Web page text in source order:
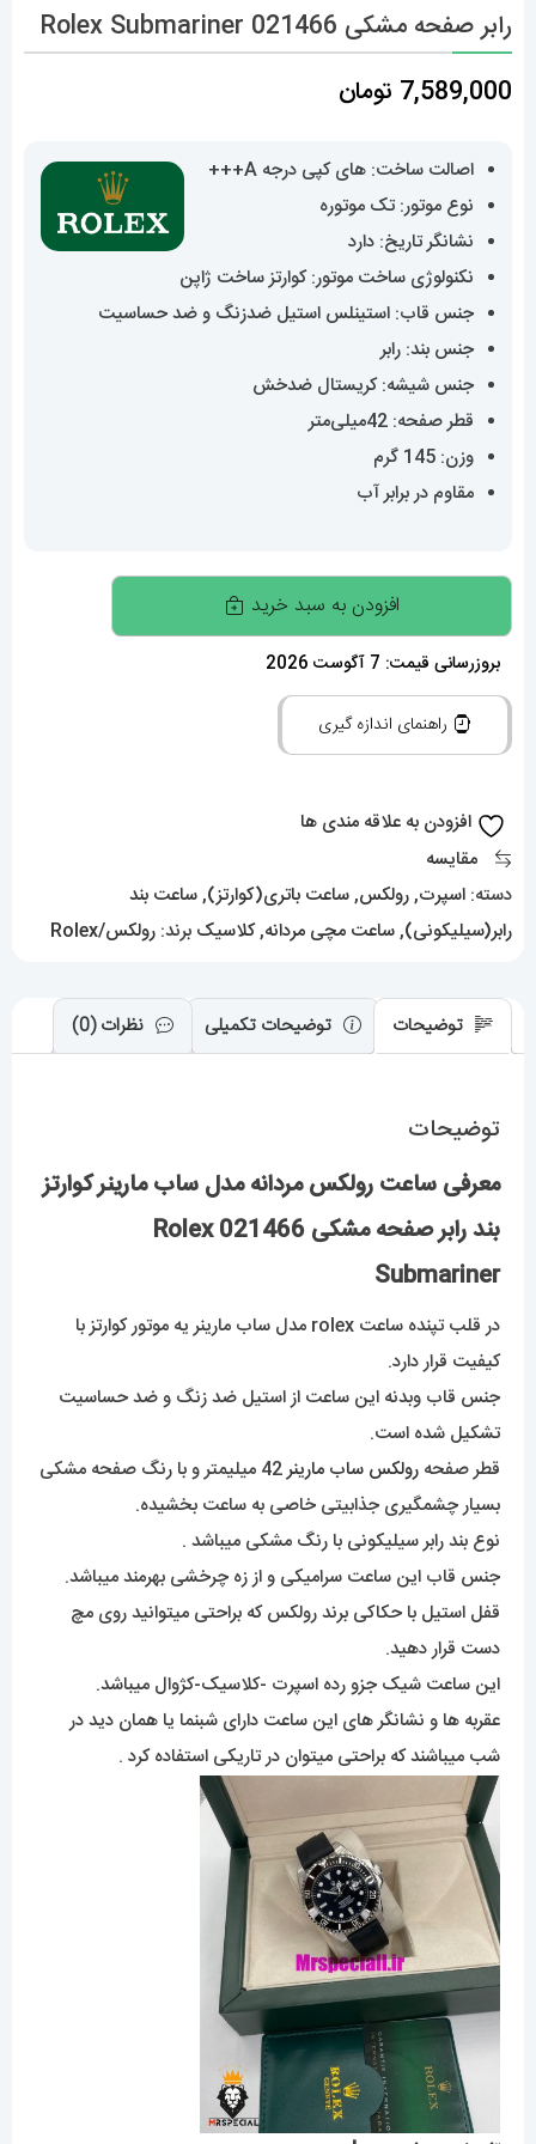
رابر صفحه مشکی 021466 Rolex Submariner
7,589,000 تومان
اصالت ساخت: های کپی درجه A+++
نوع موتور: تک موتوره
نشانگر تاریخ: دارد
نکنولوژی ساخت موتور: کوارتز ساخت ژاپن
جنس قاب: استینلس استیل ضدزنگ و ضد حساسیت
جنس بند: رابر
جنس شیشه: کریستال ضدخش
قطر صفحه: 42میلی‌متر
وزن: 145 گرم
مقاوم در برابر آب
ساعت
رولکس
مردانه
مدل
بند
صفحه
مشکی
Rolex
Submariner
افزودن به سبد خرید
بروزرسانی قیمت: 7 آگوست 2026
راهنمای اندازه گیری
افزودن به علاقه مندی ها
مقایسه
دسته: اسپرت,رولکس,ساعت باتری(کوارتز),ساعت بند
رابر(سیلیکونی),ساعت مچی مردانه,کلاسیک برند: رولکس/Rolex
توضیحات توضیحات تکمیلی نظرات (0)
توضیحات
معرفی ساعت رولکس مردانه مدل ساب مارینر کوارتز
بند رابر صفحه مشکی 021466 Rolex
Submariner
در قلب تپنده ساعت rolex مدل ساب مارینر یه موتور کوارتز با
کیفیت قرار دارد.
جنس قاب وبدنه این ساعت از استیل ضد زنگ و ضد حساسیت
تشکیل شده است.
قطر صفحه رولکس ساب مارینر
42 میلیمتر و با رنگ صفحه مشکی
بسیار چشمگیری جذابیتی خاصی به ساعت بخشیده.
نوع بند رابر سیلیکونی با رنگ مشکی میباشد .
جنس قاب این ساعت سرامیکی و از زه چرخشی بهرمند میباشد.
قفل استیل با حکاکی برند رولکس که براحتی میتوانید روی مچ
دست قرار دهید.
این ساعت شیک جزو رده اسپرت -کلاسیک-کژوال میباشد.
عقربه ها و نشانگر های این ساعت دارای شبنما یا همان دید در
شب میباشند که براحتی میتوان در تاریکی استفاده کرد .